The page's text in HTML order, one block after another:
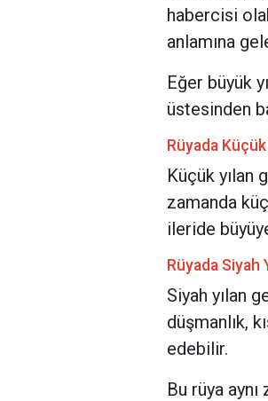
habercisi
anlamına
Eğer büyük
üstesinden
Rüyada
Küçük yılan
zamanda
ileride
Rüyada Siyah
Siyah yılan
düşmanlık,
edebilir.
Bu rüya